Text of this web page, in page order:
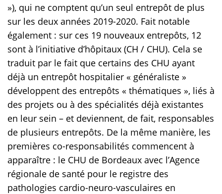
»), qui ne comptent qu’un seul entrepôt de plus
sur les deux années 2019-2020. Fait notable
également : sur ces 19 nouveaux entrepôts, 12
sont à l’initiative d’hôpitaux (CH / CHU). Cela se
traduit par le fait que certains des CHU ayant
déjà un entrepôt hospitalier « généraliste »
développent des entrepôts « thématiques », liés à
des projets ou à des spécialités déjà existantes
en leur sein – et deviennent, de fait, responsables
de plusieurs entrepôts. De la même manière, les
premières co-responsabilités commencent à
apparaître : le CHU de Bordeaux avec l’Agence
régionale de santé pour le registre des
pathologies cardio-neuro-vasculaires en